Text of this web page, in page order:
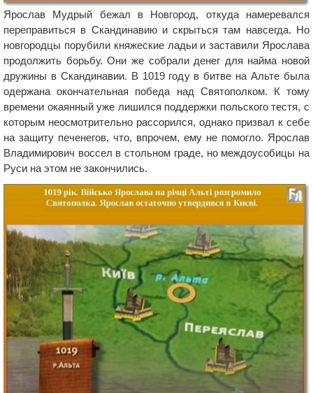
Ярослав Мудрый бежал в Новгород, откуда намеревался
переправиться в Скандинавию и скрыться там навсегда. Но
новгородцы порубили княжеские ладьи и заставили Ярослава
продолжить борьбу. Они же собрали денег для найма новой
дружины в Скандинавии. В 1019 году в битве на Альте была
одержана окончательная победа над Святополком. К тому
времени окаянный уже лишился поддержки польского тестя, с
которым неосмотрительно рассорился, однако призвал к себе
на защиту печенегов, что, впрочем, ему не помогло. Ярослав
Владимирович воссел в стольном граде, но междоусобицы на
Руси на этом не закончились.